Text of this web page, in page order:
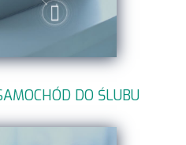
DO ŚLUBU